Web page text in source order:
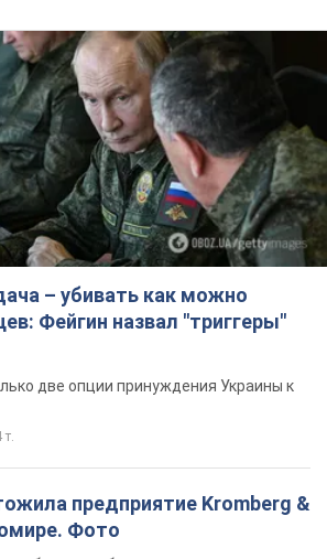
– убивать как можно
Фейгин назвал "триггеры"
две опции принуждения Украины к
т.
предприятие Kromberg &
Фото